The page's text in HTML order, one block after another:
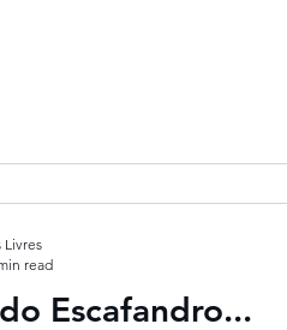
Escafandro...
Livres
read